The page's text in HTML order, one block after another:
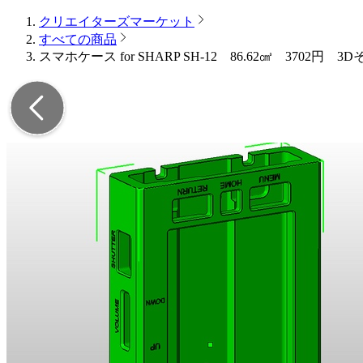
クリエイターズマーケット
すべての商品
スマホケース for SHARP SH-12 86.62㎤ 3702円 3D